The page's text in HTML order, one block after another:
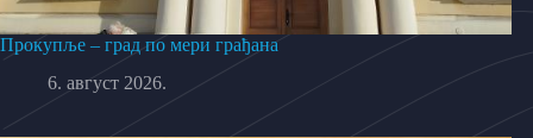
Прокупље – град по мери грађана
6. август 2026.